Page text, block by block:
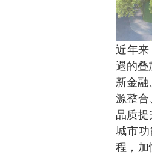
近年来
遇的叠
新金融
源整合
品质提
城市
程，